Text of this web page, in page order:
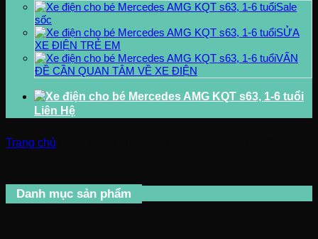
Sale
sốc
SỬA
XE ĐIỆN TRẺ EM
VẤN
ĐỀ CẦN QUAN TÂM VỀ XE ĐIỆN
Liên Hệ
Trang chủ
Danh mục sản phẩm